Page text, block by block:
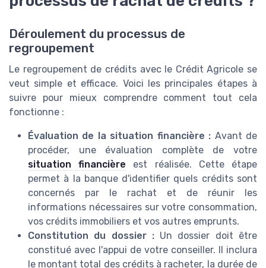
Déroulement du processus de
regroupement
Le regroupement de crédits avec le Crédit Agricole se
veut simple et efficace. Voici les principales étapes à
suivre pour mieux comprendre comment tout cela
fonctionne :
Évaluation de la situation financière : Avant de
procéder, une évaluation complète de votre
situation financière est réalisée. Cette étape
permet à la banque d'identifier quels crédits sont
concernés par le rachat et de réunir les
informations nécessaires sur votre consommation,
vos crédits immobiliers et vos autres emprunts.
Constitution du dossier :Un dossier doit être
constitué avec l'appui de votre conseiller. Il inclura
le montant total des crédits à racheter, la durée de